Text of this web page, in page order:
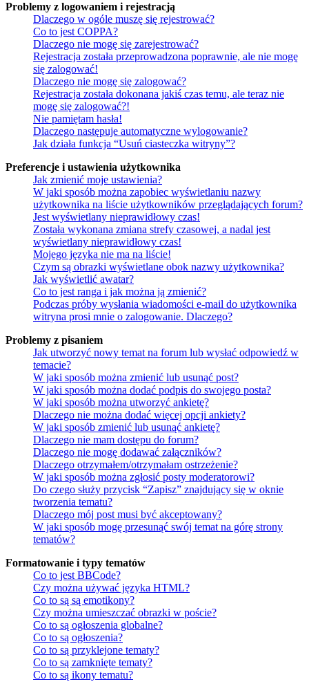
Problemy z logowaniem i rejestracją
Dlaczego w ogóle muszę się rejestrować?
Co to jest COPPA?
Dlaczego nie mogę się zarejestrować?
Rejestracja została przeprowadzona poprawnie, ale nie mogę
się zalogować!
Dlaczego nie mogę się zalogować?
Rejestracja została dokonana jakiś czas temu, ale teraz nie
mogę się zalogować?!
Nie pamiętam hasła!
Dlaczego następuje automatyczne wylogowanie?
Jak działa funkcja “Usuń ciasteczka witryny”?
Preferencje i ustawienia użytkownika
Jak zmienić moje ustawienia?
W jaki sposób można zapobiec wyświetlaniu nazwy
użytkownika na liście użytkowników przeglądających forum?
Jest wyświetlany nieprawidłowy czas!
Została wykonana zmiana strefy czasowej, a nadal jest
wyświetlany nieprawidłowy czas!
Mojego języka nie ma na liście!
Czym są obrazki wyświetlane obok nazwy użytkownika?
Jak wyświetlić awatar?
Co to jest ranga i jak można ją zmienić?
Podczas próby wysłania wiadomości e-mail do użytkownika
witryna prosi mnie o zalogowanie. Dlaczego?
Problemy z pisaniem
Jak utworzyć nowy temat na forum lub wysłać odpowiedź w
temacie?
W jaki sposób można zmienić lub usunąć post?
W jaki sposób można dodać podpis do swojego posta?
W jaki sposób można utworzyć ankietę?
Dlaczego nie można dodać więcej opcji ankiety?
W jaki sposób zmienić lub usunąć ankietę?
Dlaczego nie mam dostępu do forum?
Dlaczego nie mogę dodawać załączników?
Dlaczego otrzymałem/otrzymałam ostrzeżenie?
W jaki sposób można zgłosić posty moderatorowi?
Do czego służy przycisk “Zapisz” znajdujący się w oknie
tworzenia tematu?
Dlaczego mój post musi być akceptowany?
W jaki sposób mogę przesunąć swój temat na górę strony
tematów?
Formatowanie i typy tematów
Co to jest BBCode?
Czy można używać języka HTML?
Co to są są emotikony?
Czy można umieszczać obrazki w poście?
Co to są ogłoszenia globalne?
Co to są ogłoszenia?
Co to są przyklejone tematy?
Co to są zamknięte tematy?
Co to są ikony tematu?